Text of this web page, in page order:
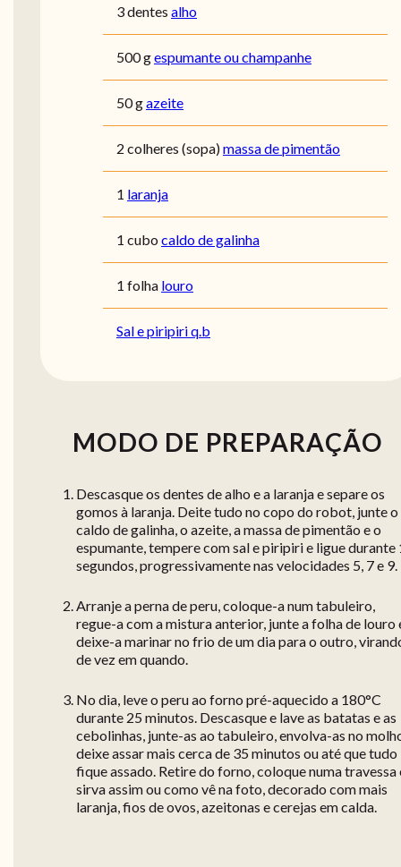
3 dentes alho
500 gespumante ou champanhe
50 gazeite
2 colheres (sopa)massa de pimentão
1 laranja
1 cubo caldo de galinha
1 folha louro
Sal e piripiri q.b
MODO DE PREPARAÇÃO
Descasque os dentes de alho e a laranja e separe os
gomos à laranja. Deite tudo no copo do robot, junte o
caldo de galinha, o azeite, a massa de pimentão e o
espumante, tempere com sal e piripiri e ligue durante
segundos, progressivamente nas velocidades 5, 7 e 9.
Arranje a perna de peru, coloque-a num tabuleiro,
regue-a com a mistura anterior, junte a folha de louro
deixe-a marinar no frio de um dia para o outro,
de vez em quando.
No dia, leve o peru ao forno pré-aquecido a 180°C
durante 25 minutos. Descasque e lave as batatas e as
cebolinhas, junte-as ao tabuleiro, envolva-as no
deixe assar mais cerca de 35 minutos ou até que tudo
fique assado. Retire do forno, coloque numa travessa
sirva assim ou como vê na foto, decorado com mais
laranja, fios de ovos, azeitonas e cerejas em calda.